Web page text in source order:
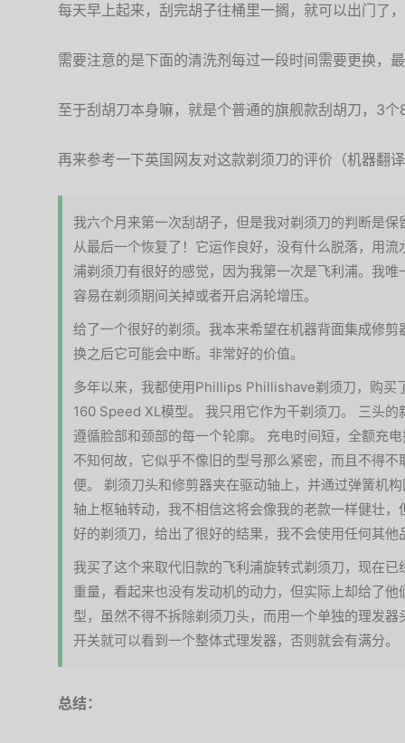
每天早上起来，刮完胡子往桶里一搁，就可以出门了
需要注意的是下面的清洗剂每过一段时间需要更换，
至于刮胡刀本身嘛，就是个普通的旗舰款刮胡刀，3
再来参考一下英国网友对这款剃须刀的评价（机器翻
我六个月来第一次刮胡子，但是我对剃须刀的判断是
从最后一个恢复了！它运作良好，没有什么脱落，用
浦剃须刀有很好的感觉，因为我第一次是飞利浦。我
容易在剃须期间关掉或者开启涡轮增压。
给了一个很好的剃须。我本来希望在机器背面集成修
换之后它可能会中断。非常好的价值。
多年以来，我都使用Phillips Phillishave剃须刀，购买
160 Speed XL模型。 我只用它作为干剃须刀。 三头
遵循脸部和颈部的每一个轮廓。 充电时间短，全额充
不知何故，它似乎不像旧的型号那么紧密，而且不得
便。 剃须刀头和修剪器夹在驱动轴上，并通过弹簧机
轴上枢轴转动，我不相信这将会像我的老款一样健壮
好的剃须刀，给出了很好的结果，我不会使用任何其他
我买了这个来取代旧款的飞利浦旋转式剃须刀，现在
重量，看起来也没有发动机的动力，但实际上却给了
型，虽然不得不拆除剃须刀头，而用一个单独的理发
开关就可以看到一个整体式理发器，否则就会有满分。
总结：